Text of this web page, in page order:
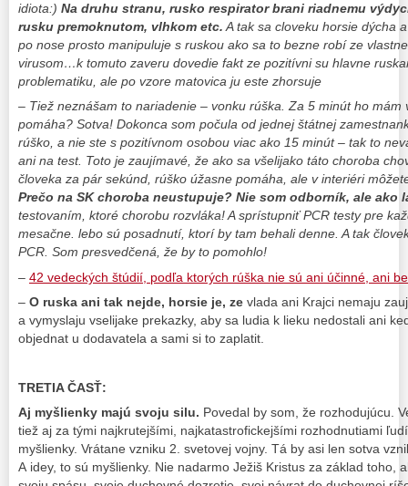
idiota:) Na druhu stranu, rusko respirator brani riadnemu
rusku premoknutom, vlhkom etc.A tak sa cloveku horsie dýcha
po nose prosto manipuluje s ruskou ako sa to bezne robí ze
virusom…k tomuto zaveru dovedie fakt ze pozitívni su hlavne
problematiku, ale po vzore matovica ju este zhorsuje
– Tiež neznášam to nariadenie – vonku rúška. Za 5 minút ho mám
pomáha? Sotva! Dokonca som počula od jednej štátnej
rúško, a nie ste s pozitívnom osobou viac ako 15 minút – tak to
ani na test. Toto je zaujímavé, že ako sa všelijako táto choroba
človeka za pár sekúnd, rúško úžasne pomáha, ale v interiéri
Prečo na SK choroba neustupuje? Nie som odborník, ale ako
testovaním, ktoré chorobu rozvláka! A sprístupniť PCR testy pre
mesačne. lebo sú posadnutí, ktorí by tam behali denne. A tak
PCR. Som presvedčená, že by to pomohlo!
– 42 vedeckých štúdií, podľa ktorých rúška nie sú ani účinné, ani
– O ruska ani tak nejde, horsie je, ze vlada ani Krajci nemaju
a vymyslaju vselijake prekazky, aby sa ludia k lieku nedostali ani
objednat u dodavatela a sami si to zaplatit.
TRETIA ČASŤ:
Aj myšlienky majú svoju silu. Povedal by som, že rozhodujúcu.
tiež aj za tými najkrutejšími, najkatastrofickejšími rozhodnutiami
myšlienky. Vrátane vzniku 2. svetovej vojny. Tá by asi len sotva
A idey, to sú myšlienky. Nie nadarmo Ježiš Kristus za základ toho,